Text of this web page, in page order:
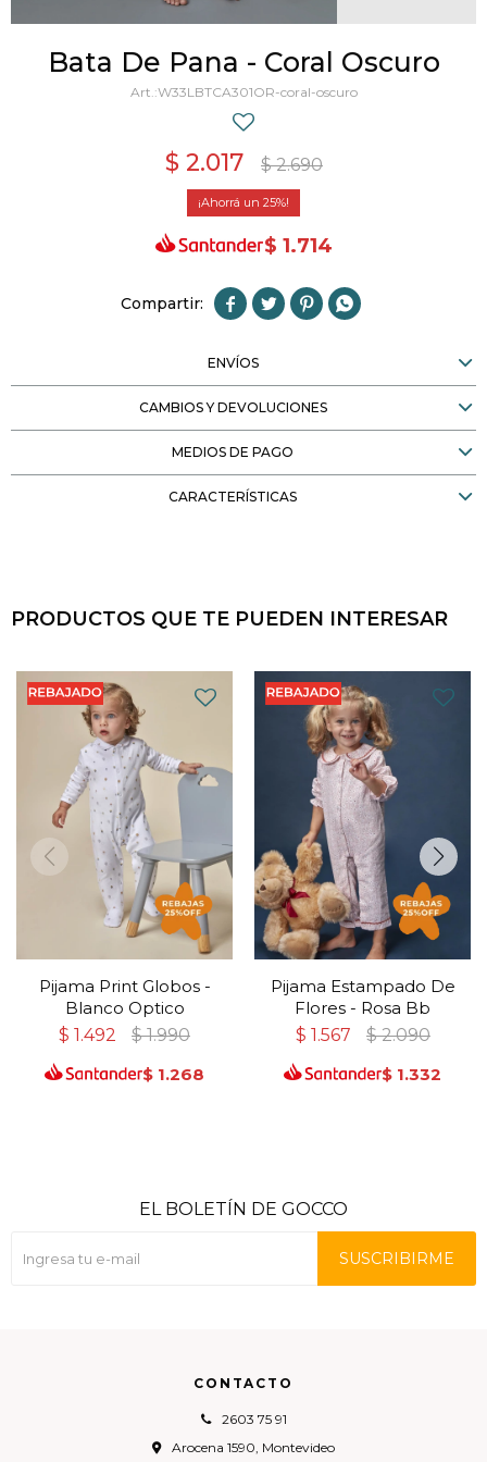
Bata De Pana - Coral Oscuro
W33LBTCA301OR-coral-oscuro
$ 2.017 $ 2.690
25
$ 1.714
   
ENVÍOS
CAMBIOS Y DEVOLUCIONES
MEDIOS DE PAGO
CARACTERÍSTICAS
PRODUCTOS QUE TE PUEDEN INTERESAR
Pijama Print Globos -
Blanco Optico
$ 1.492 $ 1.990
$ 1.268
Pijama Estampado De
Flores - Rosa Bb
$ 1.567 $ 2.090
$ 1.332
CONTACTO
2603 75 91
Arocena 1590, Montevideo
EL BOLETÍN DE GOCCO
SUSCRIBIRME